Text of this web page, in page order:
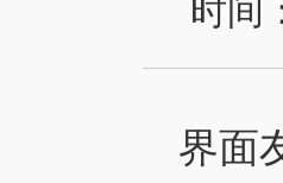
时间
界面